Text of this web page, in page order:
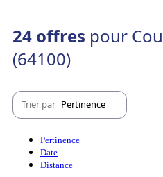
24 offres pour
(64100)
Trier par Pertinence
Pertinence
Date
Distance